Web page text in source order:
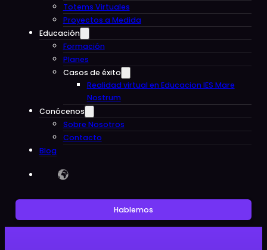
Totems Virtuales
Proyectos a Medida
Educación
Formación
Planes
Casos de éxito
Realidad virtual en Educacion IES Mare
Nostrum
Conócenos
Sobre Nosotros
Contacto
Blog
Hablemos